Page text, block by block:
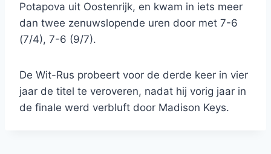
Potapova uit Oostenrijk, en kwam in iets meer
dan twee zenuwslopende uren door met 7-6
(7/4), 7-6 (9/7).
De Wit-Rus probeert voor de derde keer in vier
jaar de titel te veroveren, nadat hij vorig jaar in
de finale werd verbluft door Madison Keys.